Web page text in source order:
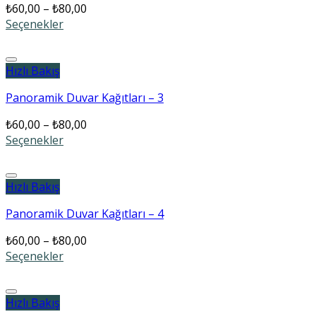
₺60,00 – ₺80,00
Seçenekler
Hızlı Bakış
Panoramik Duvar Kağıtları – 3
₺60,00 – ₺80,00
Seçenekler
Hızlı Bakış
Panoramik Duvar Kağıtları – 4
₺60,00 – ₺80,00
Seçenekler
Hızlı Bakış